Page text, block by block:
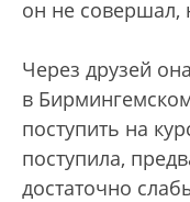
он не совершал,
Через друзей
в
поступить на
поступила,
достаточно